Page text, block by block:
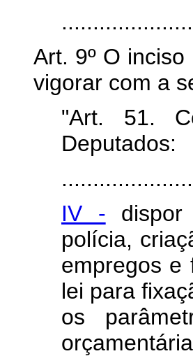
Art. 9º O
vigorar com a
"Art. 51.
Deputados:
IV - dispor
polícia,
empregos e
lei para
os